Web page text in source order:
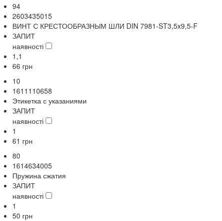
94
2603435015
ВИНТ С КРЕСТООБРАЗНЫМ ШЛИ DIN 7981-ST3,5x9,5-F
ЗАПИТ
наявності
1,1
66 грн
10
1611110658
Этикетка с указаниями
ЗАПИТ
наявності
1
61 грн
80
1614634005
Пружина сжатия
ЗАПИТ
наявності
1
50 грн